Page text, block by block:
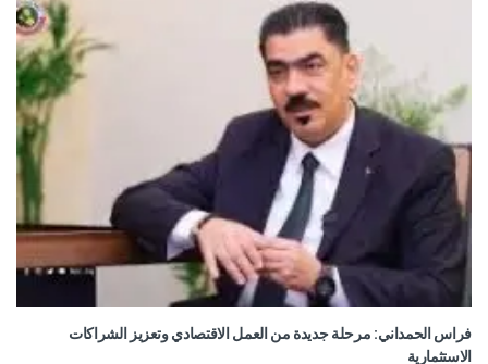
فراس الحمداني: مرحلة جديدة من العمل الاقتصادي وتعزيز الشراكات
الاستثمارية